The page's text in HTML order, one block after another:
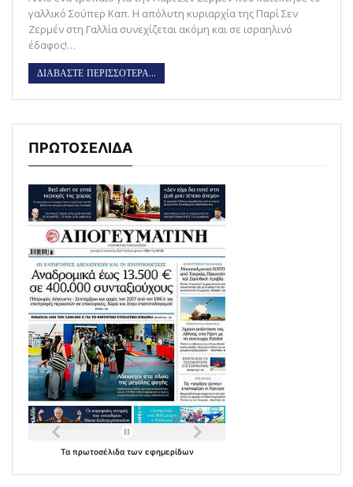
γαλλικό Σούπερ Καπ. Η απόλυτη κυριαρχία της Παρί Σεν
Ζερμέν στη Γαλλία συνεχίζεται ακόμη και σε ισραηλινό
έδαφος!…
ΔΙΑΒΑΣΤΕ ΠΕΡΙΣΣΟΤΕΡΑ...
ΠΡΩΤΟΣΕΛΙΔΑ
Τα πρωτοσέλιδα των εφημερίδων